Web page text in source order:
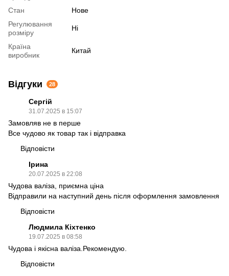
Стан
Нове
Регулювання
розміру
Ні
Країна
виробник
Китай
Відгуки 28
Сергій
31.07.2025 в 15:07
Замовляв не в перше
Все чудово як товар так і відправка
Відповісти
Ірина
20.07.2025 в 22:08
Чудова валіза, приємна ціна
Відправили на наступний день після оформлення замовлення
Відповісти
Людмила Кіхтенко
19.07.2025 в 08:58
Чудова і якісна валіза.Рекомендую.
Відповісти